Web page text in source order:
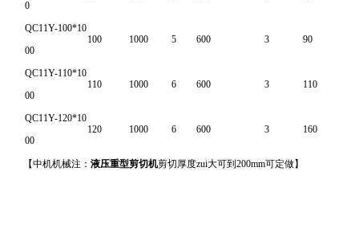
0
QC11Y-100*10
00
100 1000 5 600 3 90
QC11Y-110*10
00
110 1000 6 600 3 110
QC11Y-120*10
00
120 1000 6 600 3 160
【中机机械注：液压重型剪切机剪切厚度zui大可到200mm可定做】